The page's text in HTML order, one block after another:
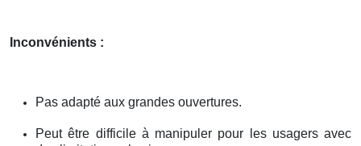
Inconvénients :
Pas adapté aux grandes ouvertures.
Peut être difficile à manipuler pour les usagers avec